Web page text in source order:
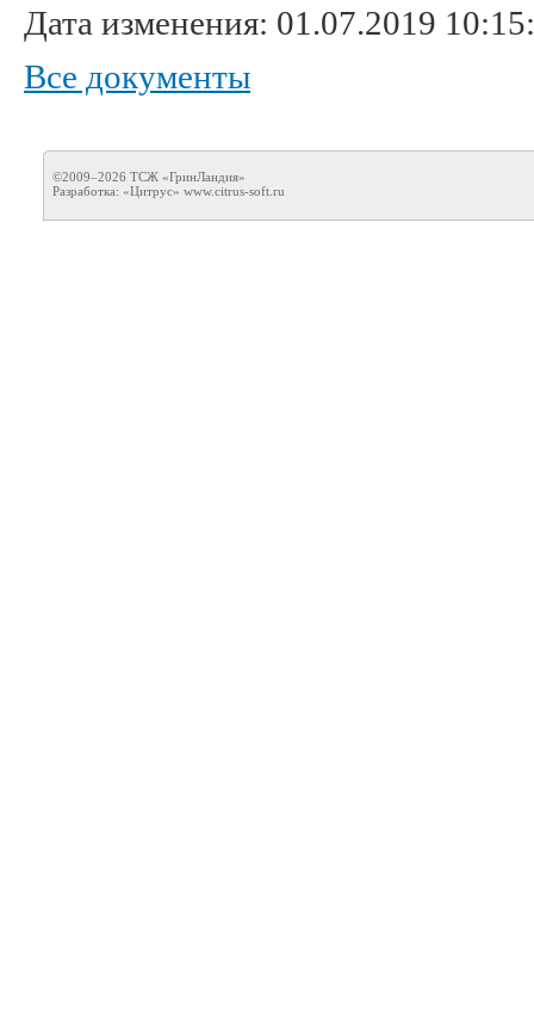
Дата изменения: 01.07.2019
Все документы
©2009–2026 ТСЖ «ГринЛандия»
Разработка: «Цитрус» www.citrus-soft.ru